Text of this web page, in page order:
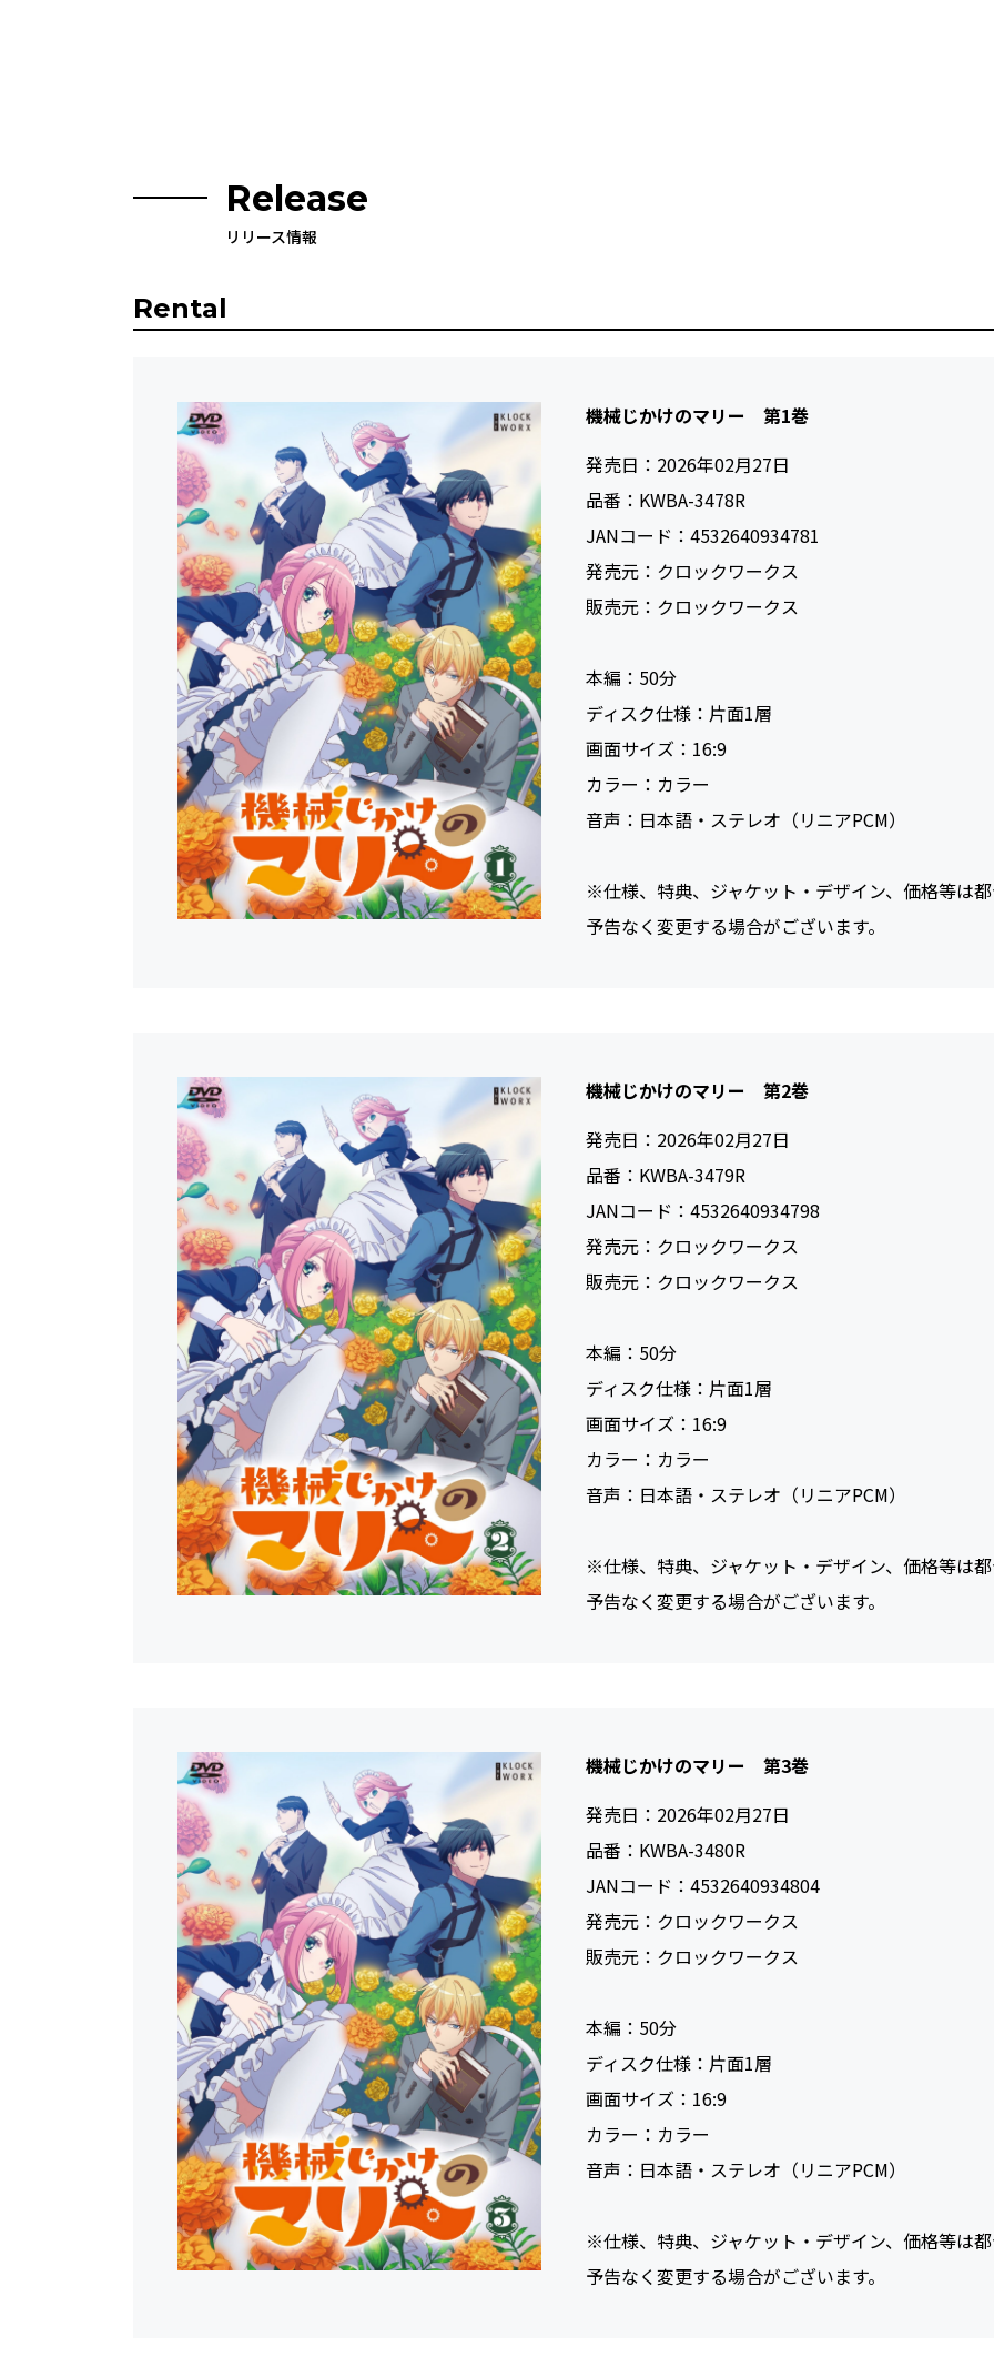
Release
リリース情報
Rental
機械じかけのマリー 第1巻
発売日： 2026年02月27日
品番： KWBA-3478R
JANコード： 4532640934781
発売元： クロックワークス
販売元： クロックワークス
本編： 50
ディスク仕様： 片面1層
画面サイズ： 16:9
カラー： カラー
音声： 日本語・ステレオ（リニアPCM）
※仕様、特典、ジャケット・デザイン、価格等は
予告なく変更する場合がございます。
機械じかけのマリー 第2巻
発売日： 2026年02月27日
品番： KWBA-3479R
JANコード： 4532640934798
発売元： クロックワークス
販売元： クロックワークス
本編： 50
ディスク仕様： 片面1層
画面サイズ： 16:9
カラー： カラー
音声： 日本語・ステレオ（リニアPCM）
※仕様、特典、ジャケット・デザイン、価格等は
予告なく変更する場合がございます。
機械じかけのマリー 第3巻
発売日： 2026年02月27日
品番： KWBA-3480R
JANコード： 4532640934804
発売元： クロックワークス
販売元： クロックワークス
本編： 50
ディスク仕様： 片面1層
画面サイズ： 16:9
カラー： カラー
音声： 日本語・ステレオ（リニアPCM）
※仕様、特典、ジャケット・デザイン、価格等は
予告なく変更する場合がございます。